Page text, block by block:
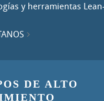
y herramientas
DE ALTO